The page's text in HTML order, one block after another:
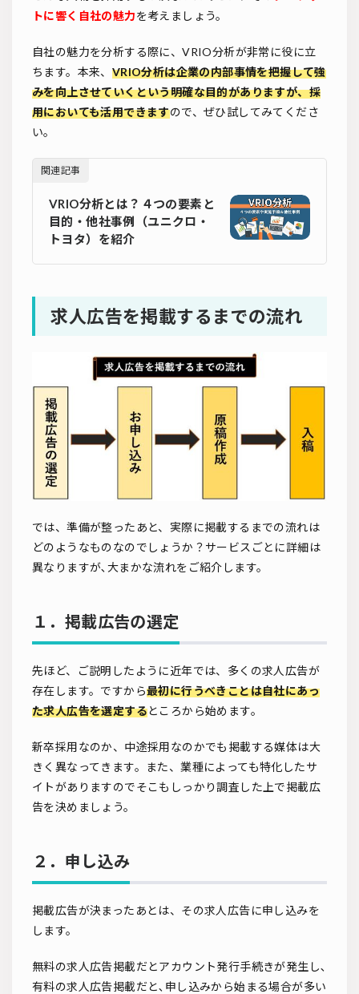
トに響く自社の魅力を考えましょう。
自社の魅力を分析する際に、VRIO分析が非常に役に立
ちます。本来、 VRIO分析は企業の内部事情を把握して強
みを向上させていくという明確な目的がありますが、採
用においても活用できますので、ぜひ試してみてくださ
い。
関連記事
VRIO分析とは？４つの要素と
目的・他社事例（ユニクロ・
トヨタ）を紹介
求人広告を掲載するまでの流れ
では、準備が整ったあと、実際に掲載するまでの流れは
どのようなものなのでしょうか？サービスごとに詳細は
異なりますが､大まかな流れをご紹介します。
１．掲載広告の選定
先ほど、ご説明したように近年では、多くの求人広告が
存在します。ですから最初に行うべきことは自社にあっ
た求人広告を選定するところから始めます。
新卒採用なのか、中途採用なのかでも掲載する媒体は大
きく異なってきます。また、業種によっても特化したサ
イトがありますのでそこもしっかり調査した上で掲載広
告を決めましょう。
２．申し込み
掲載広告が決まったあとは、その求人広告に申し込みを
します。
無料の求人広告掲載だとアカウント発行手続きが発生し､
有料の求人広告掲載だと､申し込みから始まる場合が多い